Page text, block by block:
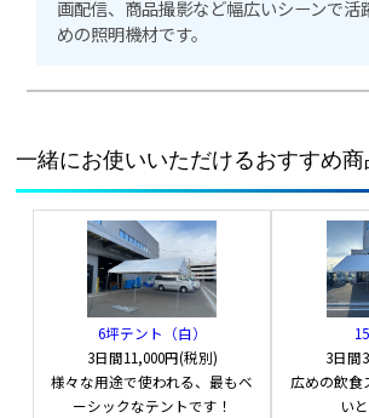
画配信、商品撮影など幅広いシーンで活
めの照明機材です。
一緒にお使いいただけるおすすめ商
6坪テント（白）
3日間11,000円(税別)
様々な用途で使われる、最もベ
ーシックなテントです！
3日間
広めの飲食
い